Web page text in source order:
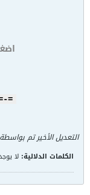
=-
التعديل الأخير تم بواسطة
الكلمات الدلالية: لا